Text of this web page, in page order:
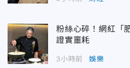
粉絲心碎！網紅「
證實噩耗
3小時前 娛樂